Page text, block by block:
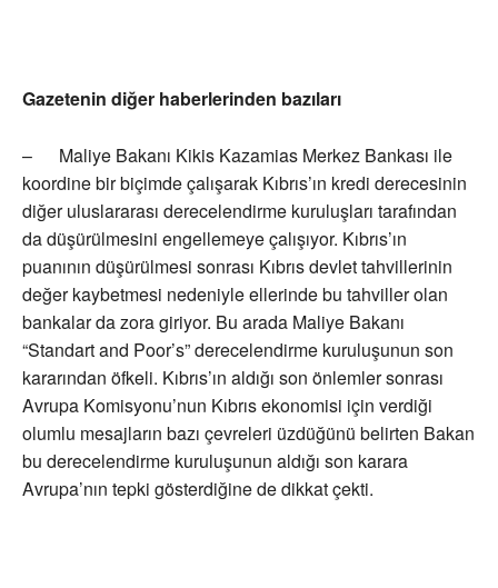
Gazetenin diğer haberlerinden bazıları
– Maliye Bakanı Kikis Kazamias Merkez Bankası ile
koordine bir biçimde çalışarak Kıbrıs’ın kredi derecesinin
diğer uluslararası derecelendirme kuruluşları tarafından
da düşürülmesini engellemeye çalışıyor. Kıbrıs’ın
puanının düşürülmesi sonrası Kıbrıs devlet tahvillerinin
değer kaybetmesi nedeniyle ellerinde bu tahviller olan
bankalar da zora giriyor. Bu arada Maliye Bakanı
“Standart and Poor’s” derecelendirme kuruluşunun son
kararından öfkeli. Kıbrıs’ın aldığı son önlemler sonrası
Avrupa Komisyonu’nun Kıbrıs ekonomisi için verdiği
olumlu mesajların bazı çevreleri üzdüğünü belirten Bakan
bu derecelendirme kuruluşunun aldığı son karara
Avrupa’nın tepki gösterdiğine de dikkat çekti.